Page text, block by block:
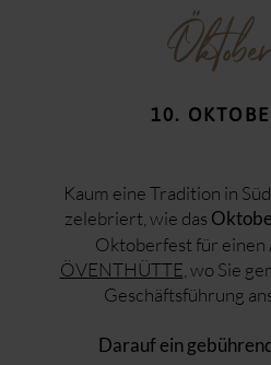
Das Kriminal Dinner
Zigarrennachmittag
Gourmet Night
Spa & Sushi Night
REGION & FREIZEIT
Fahrrad fahren
Wandern
Kultur &
KARRIERE
Der Öschberghof als
Jobs & Stellenangebote
Ausbildung & Studium
10.
Kaum eine Tradition in
zelebriert, wie das
Oktoberfest für einen
ÖVENTHÜTTE , wo Sie
Geschäftsführung
Darauf ein